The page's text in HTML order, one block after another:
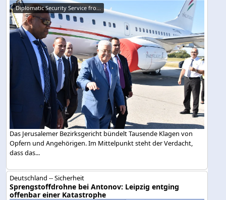
Diplomatic Security Service fro...
Das Jerusalemer Bezirksgericht bündelt Tausende Klagen von
Opfern und Angehörigen. Im Mittelpunkt steht der Verdacht,
dass das...
Deutschland -- Sicherheit
Sprengstoffdrohne bei Antonov: Leipzig entging
offenbar einer Katastrophe